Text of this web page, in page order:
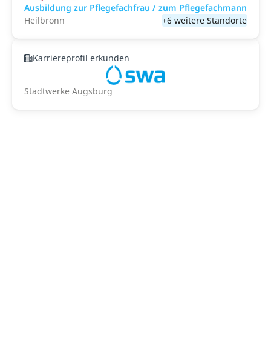
Ausbildung zur Pflegefachfrau / zum Pflegefachmann
Heilbronn
+6 weitere Standorte
Karriereprofil erkunden
Stadtwerke Augsburg